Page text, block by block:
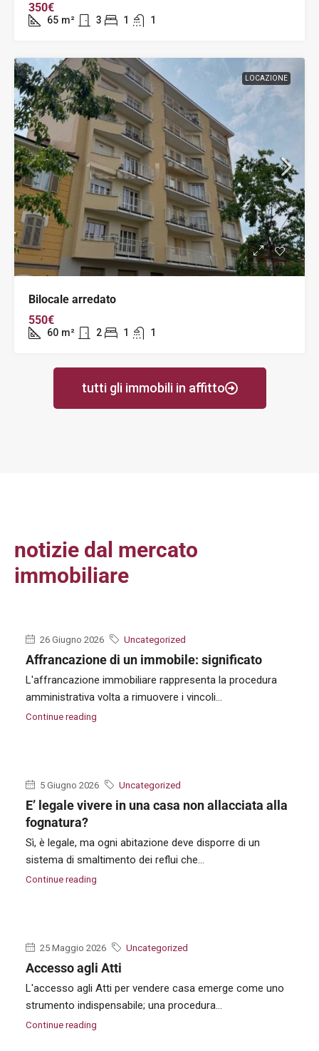
350€
65 m² 3 1 1
LOCAZIONE
Bilocale arredato
550€
60 m² 2 1 1
tutti gli immobili in affitto
notizie dal mercato
immobiliare
26 Giugno 2026 Uncategorized
Affrancazione di un immobile: significato
L'affrancazione immobiliare rappresenta la procedura
amministrativa volta a rimuovere i vincoli...
Continue reading
5 Giugno 2026 Uncategorized
E’ legale vivere in una casa non allacciata alla
fognatura?
Sì, è legale, ma ogni abitazione deve disporre di un
sistema di smaltimento dei reflui che...
Continue reading
25 Maggio 2026 Uncategorized
Accesso agli Atti
L'accesso agli Atti per vendere casa emerge come uno
strumento indispensabile; una procedura...
Continue reading